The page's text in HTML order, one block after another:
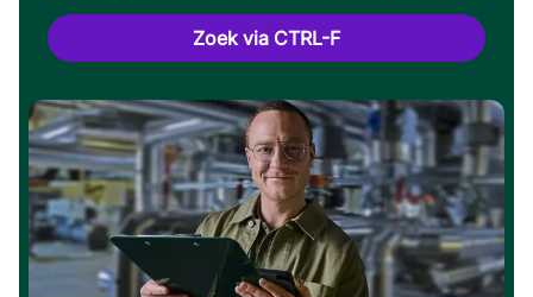
Zoek via CTRL-F